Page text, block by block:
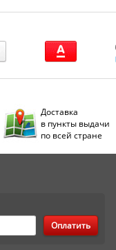
Доставка
в пункты выдачи
по всей стране
Оплатить